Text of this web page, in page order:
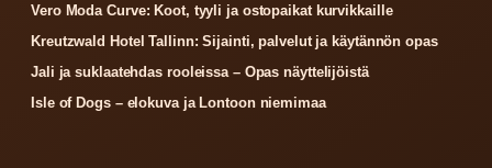
Vero Moda Curve: Koot, tyyli ja ostopaikat kurvikkaille
Kreutzwald Hotel Tallinn: Sijainti, palvelut ja käytännön opas
Jali ja suklaatehdas rooleissa – Opas näyttelijöistä
Isle of Dogs – elokuva ja Lontoon niemimaa